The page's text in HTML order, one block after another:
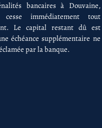
bancaires à Douvaine,
cesse immédiatement tout
Le capital restant dû est
échéance supplémentaire ne
par la banque.